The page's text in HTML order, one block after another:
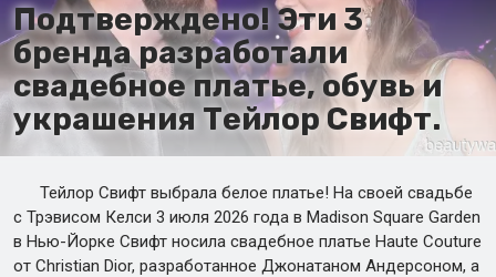
Подтверждено! Эти 3
бренда разработали
свадебное платье, обувь и
украшения Тейлор Свифт.
Тейлор Свифт выбрала белое платье! На своей свадьбе
с Трэвисом Келси 3 июля 2026 года в Madison Square Garden
в Нью-Йорке Свифт носила свадебное платье Haute Couture
от Christian Dior, разработанное Джонатаном Андерсоном, а